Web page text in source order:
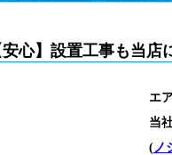
安心】設置工事も当店
エ
当
(ノ